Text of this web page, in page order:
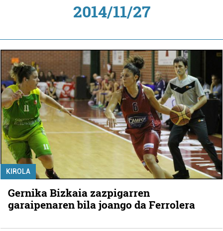
2014/11/27
KIROLA
Gernika Bizkaia zazpigarren
garaipenaren bila joango da Ferrolera